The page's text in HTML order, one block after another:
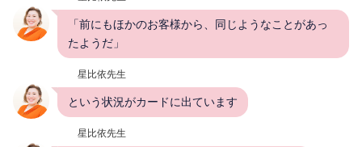
「前にもほかのお客様から、同じようなことがあっ
たようだ」
星比依先生
という状況がカードに出ています
星比依先生